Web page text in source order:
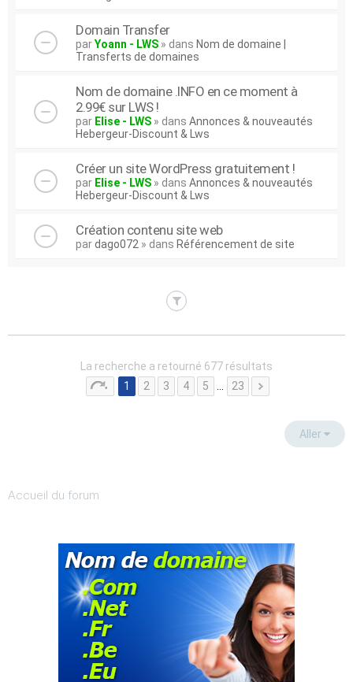
Domain Transfer
parYoann - LWS » dans Nom de domaine |
Transferts de domaines
Nom de domaine .INFO en ce moment à
2.99€ sur LWS !
par Elise - LWS » dans Annonces & nouveautés
Hebergeur-Discount & Lws
Créer un site WordPress gratuitement !
par Elise - LWS » dans Annonces & nouveautés
Hebergeur-Discount & Lws
Création contenu site web
pardago072 » dans Référencement de site
La recherche a retourné 677 résultats
1
2 3 4 5 23
Aller
Accueil du forum